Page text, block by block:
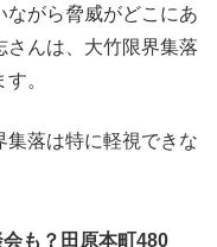
がら脅威がどこにあ
さんは、大竹限界集落
。
落は特に軽視できな
も？田原本町480